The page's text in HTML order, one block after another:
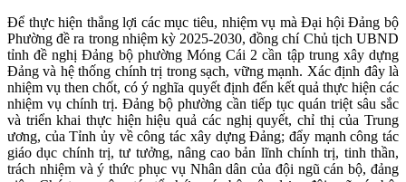
Để thực hiện thắng lợi các mục tiêu, nhiệm vụ mà Đại hội Đảng bộ
Phường đề ra trong nhiệm kỳ 2025-2030, đồng chí Chủ tịch UBND
tỉnh đề nghị Đảng bộ phường Móng Cái 2 cần tập trung xây dựng
Đảng và hệ thống chính trị trong sạch, vững mạnh. Xác định đây là
nhiệm vụ then chốt, có ý nghĩa quyết định đến kết quả thực hiện các
nhiệm vụ chính trị. Đảng bộ phường cần tiếp tục quán triệt sâu sắc
và triển khai thực hiện hiệu quả các nghị quyết, chỉ thị của Trung
ương, của Tỉnh ủy về công tác xây dựng Đảng; đẩy mạnh công tác
giáo dục chính trị, tư tưởng, nâng cao bản lĩnh chính trị, tinh thần,
trách nhiệm và ý thức phục vụ Nhân dân của đội ngũ cán bộ, đảng